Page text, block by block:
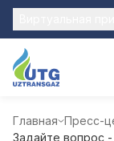
Главная Пресс-
Задайте вопрос